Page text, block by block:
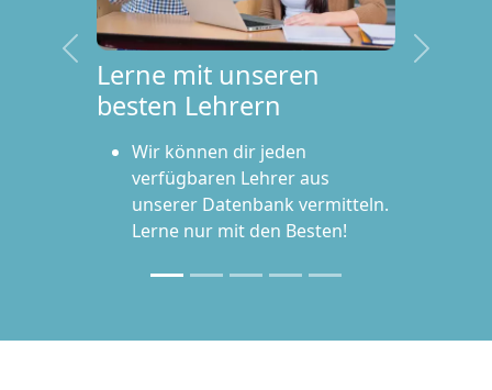
Lerne mit unseren
besten Lehrern
Wir können dir jeden
verfügbaren Lehrer aus
unserer Datenbank vermitteln.
Lerne nur mit den Besten!
Vorherige